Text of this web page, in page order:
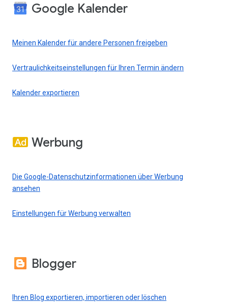
Google Kalender
Meinen Kalender für andere Personen freigeben
Vertraulichkeitseinstellungen für Ihren Termin ändern
Kalender exportieren
Werbung
Die Google-Datenschutzinformationen über Werbung
ansehen
Einstellungen für Werbung verwalten
Blogger
Ihren Blog exportieren, importieren oder löschen